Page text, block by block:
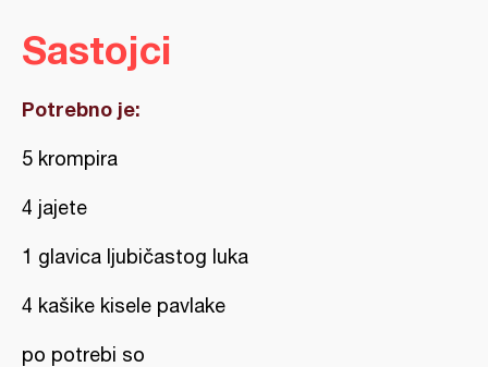
Sastojci
Potrebno je:
5 krompira
4 jajete
1 glavica ljubičastog luka
4 kašike kisele pavlake
po potrebi so